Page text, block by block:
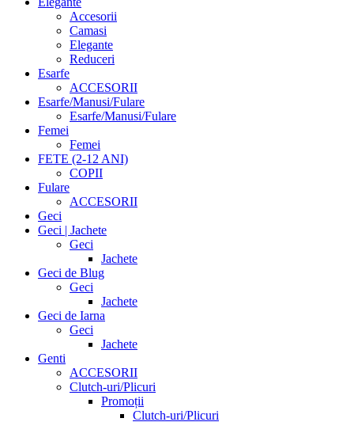
Accesorii
Camasi
Elegante
Reduceri
Esarfe
ACCESORII
Esarfe/Manusi/Fulare
Esarfe/Manusi/Fulare
Femei
Femei
FETE (2-12 ANI)
COPII
Fulare
ACCESORII
Geci
Geci | Jachete
Geci
Jachete
Geci de Blug
Geci
Jachete
Geci de Iarna
Geci
Jachete
Genti
ACCESORII
Clutch-uri/Plicuri
Promoții
Clutch-uri/Plicuri